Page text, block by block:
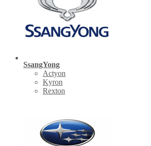
SsangYong
Actyon
Kyron
Rexton